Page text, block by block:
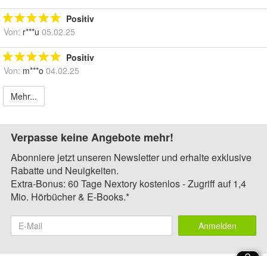
Positiv
Von: r***u 05.02.25
Positiv
Von: m***o 04.02.25
Mehr...
Verpasse keine Angebote mehr!
Abonniere jetzt unseren Newsletter und erhalte exklusive
Rabatte und Neuigkeiten.
Extra-Bonus: 60 Tage Nextory kostenlos - Zugriff auf 1,4
Mio. Hörbücher & E-Books.*
Anmelden